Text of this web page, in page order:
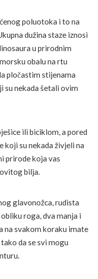
poluotoka i to na
dužina staze iznosi
u prirodnim
obalu na rtu
pločastim stijenama
su nekada šetali ovim
ili biciklom, a pored
koji su nekada živjeli na
prirode koja vas
bilja.
glavonožca, rudista
roga, dva manja i
na svakom koraku imate
da se svi mogu